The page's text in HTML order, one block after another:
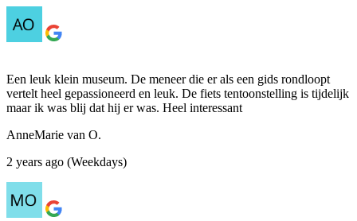
Een leuk klein museum. De meneer die er als een gids rondloopt
vertelt heel gepassioneerd en leuk. De fiets tentoonstelling is tijdelijk
maar ik was blij dat hij er was. Heel interessant
AnneMarie van O.
2 years ago (Weekdays)